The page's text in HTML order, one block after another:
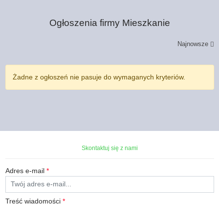
Ogłoszenia firmy Mieszkanie
Najnowsze
Żadne z ogłoszeń nie pasuje do wymaganych kryteriów.
Skontaktuj się z nami
Adres e-mail *
Treść wiadomości *